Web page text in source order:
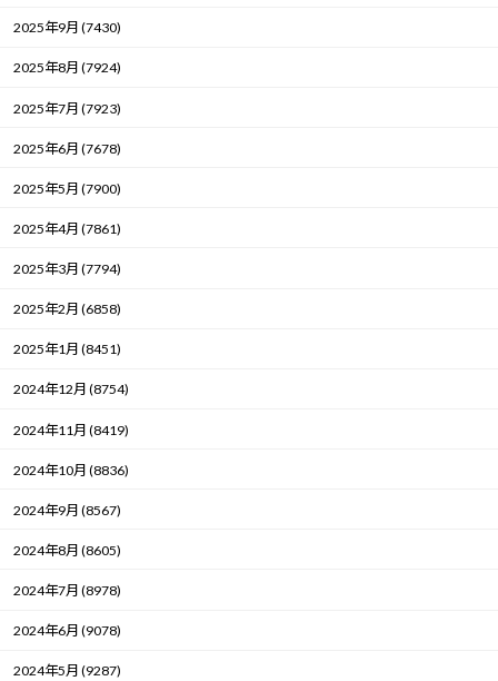
2025年9月 (7430)
2025年8月 (7924)
2025年7月 (7923)
2025年6月 (7678)
2025年5月 (7900)
2025年4月 (7861)
2025年3月 (7794)
2025年2月 (6858)
2025年1月 (8451)
2024年12月 (8754)
2024年11月 (8419)
2024年10月 (8836)
2024年9月 (8567)
2024年8月 (8605)
2024年7月 (8978)
2024年6月 (9078)
2024年5月 (9287)